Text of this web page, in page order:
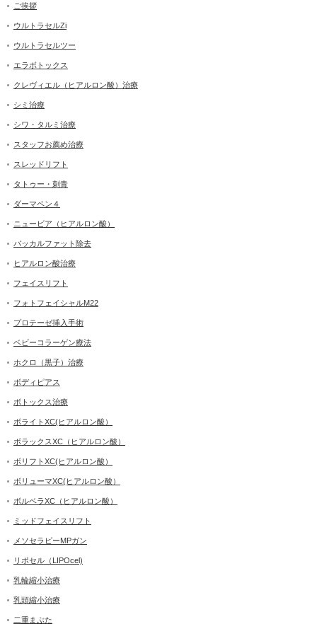
ご挨拶
ウルトラセルZi
ウルトラセルツー
エラボトックス
クレヴィエル（ヒアルロン酸）治療
シミ治療
シワ・タルミ治療
スタッフお薦め治療
スレッドリフト
タトゥー・刺青
ダーマペン４
ニュービア（ヒアルロン酸）
バッカルファット除去
ヒアルロン酸治療
フェイスリフト
フォトフェイシャルM22
プロテーゼ挿入手術
ベビーコラーゲン療法
ホクロ（黒子）治療
ボディピアス
ボトックス治療
ボライトXC(ヒアルロン酸）
ボラックスXC（ヒアルロン酸）
ボリフトXC(ヒアルロン酸）
ボリューマXC(ヒアルロン酸）
ボルベラXC（ヒアルロン酸）
ミッドフェイスリフト
メソセラピーMPガン
リポセル（LIPOcel)
乳輪縮小治療
乳頭縮小治療
二重まぶた